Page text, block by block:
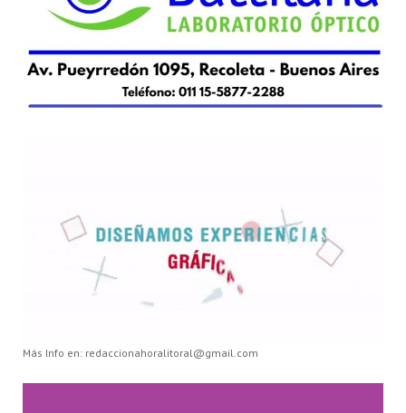
Más Info en: redaccionahoralitoral@gmail.com